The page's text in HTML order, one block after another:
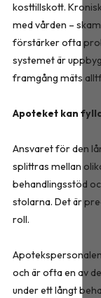
kosttillskott.
med vården –
förstärker ofta
systemet är
framgång mäts
Apoteket kan
Ansvaret för den
splittras mellan
behandlingsstöd
stolarna. Det är
roll.
och är ofta en av
under ett långt